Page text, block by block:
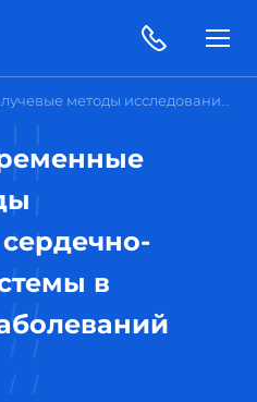
сосудистой системы в диагностике заболеваний сердца»
в